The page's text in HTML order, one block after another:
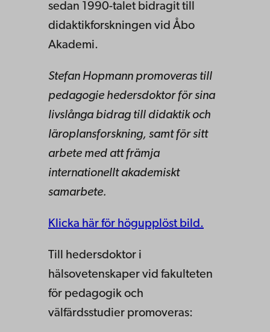
sedan 1990-talet bidragit till
didaktikforskningen vid Åbo
Akademi.
Stefan Hopmann promoveras till
pedagogie hedersdoktor för sina
livslånga bidrag till didaktik och
läroplansforskning, samt för sitt
arbete med att främja
internationellt akademiskt
samarbete.
Klicka här för högupplöst bild.
Till hedersdoktor i
hälsovetenskaper vid fakulteten
för pedagogik och
välfärdsstudier promoveras: